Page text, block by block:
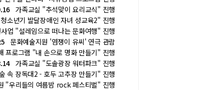
가족교실 "추석맞이 요리교식" 진행
년기 발달장애인 자녀 성교육2" 진행
업 "설레임으로 떠나는 문화여행" 진행
문화예술지원 '염쟁이 유씨' 연극 관람
로그램 "내 손으로 명화 만들기" 진행
가족교실 "도솔광장 워터파크" 진행
속 장독대2 - 호두 고추장 만들기" 진행
우리들의 여름밤 rock 페스티벌" 진행